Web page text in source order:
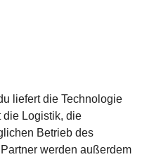
liefert die Technologie
die Logistik, die
Betrieb des
werden außerdem